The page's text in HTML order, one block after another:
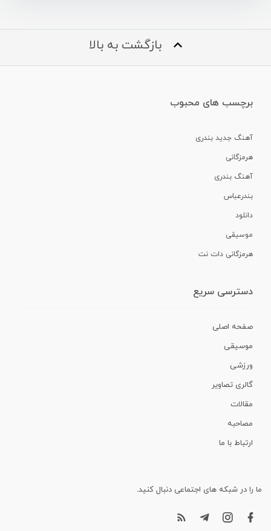
بازگشت به بالا
برچسب های محبوب
آهنگ جدید بندری
هرمزگانی
آهنگ بندری
بندرعباس
دانلود
موسیقی
هرمزگانی دات نت
دسترسی سریع
صفحه اصلی
موسیقی
ورزشی
گالری تصاویر
مقالات
مصاحبه
ارتباط با ما
ما را در شبکه های اجتماعی دنبال کنید.